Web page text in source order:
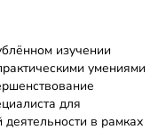
изучении
умениями
для
в рамках